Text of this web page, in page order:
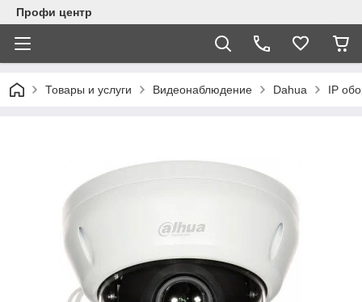
Профи центр
Товары и услуги Видеонаблюдение Dahua IP